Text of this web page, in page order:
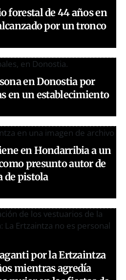
forestal de 44 años en
por un tronco
en Donostia por
en un establecimiento
en Hondarribia a un
presunto autor de
de pistola
por la Ertzaintza
mientras agredía